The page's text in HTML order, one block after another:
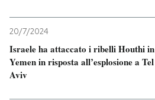
20/7/2024
Israele ha attaccato i ribelli Houthi in
Yemen in risposta all’esplosione a Tel
Aviv